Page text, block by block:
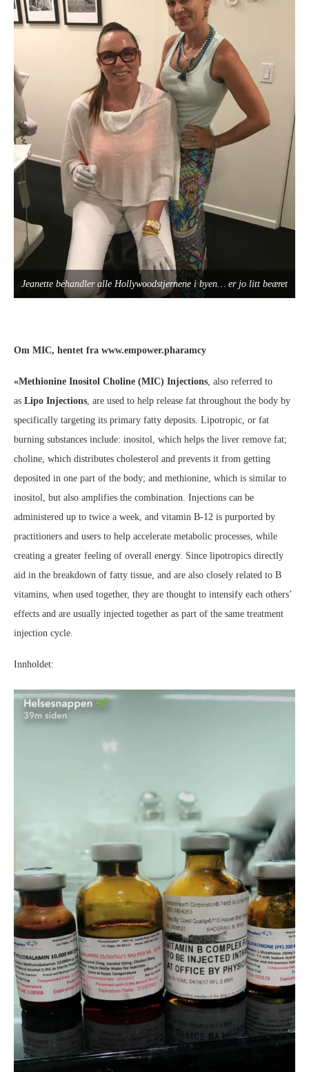
Jeanette behandler alle Hollywoodstjernene i byen… er jo litt beæret
Om MIC, hentet fra www.empower.pharamcy
«Methionine Inositol Choline (MIC) Injections , also referred to
as Lipo Injections , are used to help release fat throughout the body by
specifically targeting its primary fatty deposits. Lipotropic, or fat
burning substances include: inositol, which helps the liver remove fat;
choline, which distributes cholesterol and prevents it from getting
deposited in one part of the body; and methionine, which is similar to
inositol, but also amplifies the combination. Injections can be
administered up to twice a week, and vitamin B-12 is purported by
practitioners and users to help accelerate metabolic processes, while
creating a greater feeling of overall energy. Since lipotropics directly
aid in the breakdown of fatty tissue, and are also closely related to B
vitamins, when used together, they are thought to intensify each others’
effects and are usually injected together as part of the same treatment
injection cycle.
Innholdet: